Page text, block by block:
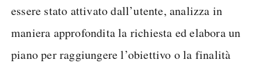
essere stato attivato dall’utente, analizza in
maniera approfondita la richiesta ed elabora un
piano per raggiungere l’obiettivo o la finalità